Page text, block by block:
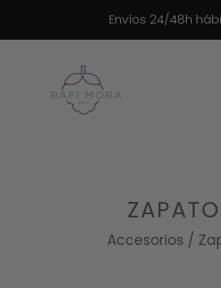
Envíos 24/48h
Accesorios /